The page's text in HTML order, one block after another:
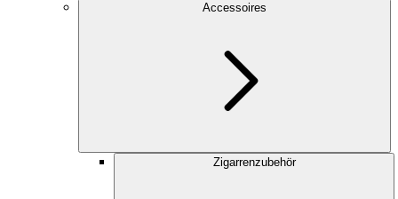
Accessoires
Zigarrenzubehör